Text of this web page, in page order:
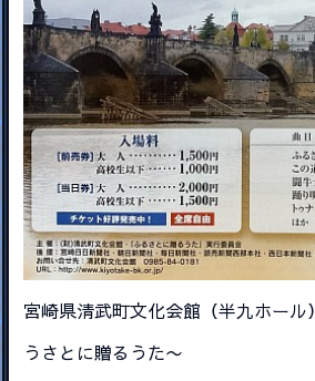
宮崎県清武町文化会館（半九ホール）
うさとに贈るうた〜